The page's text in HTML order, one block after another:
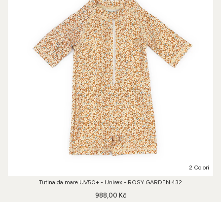
2 Colori
Tutina da mare UV50+ - Unisex - ROSY GARDEN 432
988,00 Kč